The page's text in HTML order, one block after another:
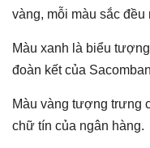
vàng, mỗi màu sắc đều
Màu xanh là biểu
đoàn kết của
Màu vàng tượng trưng
chữ tín của ngân hàng.